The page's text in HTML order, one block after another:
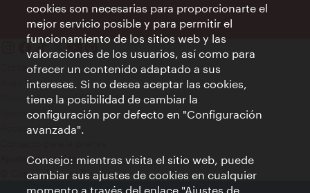
Contacto
Aviso legal
Política de privacidad de datos
Terms of Use
Accesibilidad
Ajustes de cookie
© Copyright WienTourismus
cookies son necesarias para proporcionarte el
mejor servicio posible y para permitir el
funcionamiento de los sitios web y las
valoraciones de los usuarios, así como para
ofrecer un contenido adaptado a sus
intereses. Si no desea aceptar las cookies,
tiene la posibilidad de cambiar la
configuración por defecto en "Configuración
avanzada".
Consejo: mientras visita el sitio web, puede
cambiar sus ajustes de cookies en cualquier
momento a través del enlace "Ajustes de